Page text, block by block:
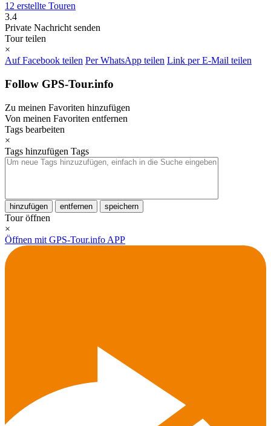
12 erstellte Touren
3.4
Private Nachricht senden
Tour teilen
×
Auf Facebook teilen Per WhatsApp teilen Link per E-Mail teilen
Follow GPS-Tour.info
Zu meinen Favoriten hinzufügen
Von meinen Favoriten entfernen
Tags bearbeiten
×
Tags hinzufügen Tags
hinzufügen entfernen speichern
Tour öffnen
×
Öffnen mit GPS-Tour.info APP